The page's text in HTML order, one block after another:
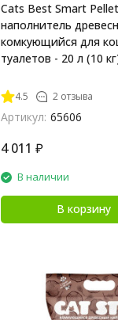
Cats Best Smart
наполнитель
комкующийся для
туалетов - 20 л (10
4.5 2 отзыва
Артикул: 65606
4 011 ₽
В наличии
В корзину